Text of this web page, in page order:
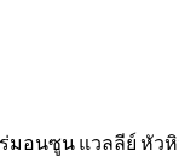
มอนซูน แวลลีย์ หัว